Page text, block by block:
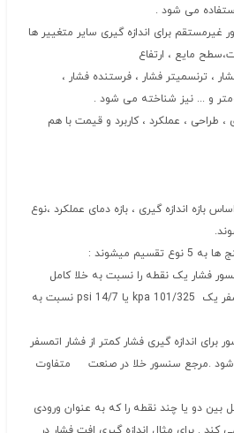
می شود .
غیرمستقم برای اندازه گیری سایر متغییر ها
مایع ، ارتفاع
، ترنسمیتر فشار ، فرستنده فشار ،
و ... نیز شناخته می شود .
، طراحی ، عملکرد ، کاربرد و قیمت با هم
بازه اندازه گیری ، بازه دمای عملکرد ،نوع
میشوند :
فشار یک نقطه را نسبت به خلا کامل
اندازه گیری می کند. فشار اتمسفر یک kpa 101/325 یا 14/7 psi نسبت به
اندازه گیری فشار کمتر از فشار اتمسفر
.مرجع سنسور خلا در صنعت متفاوت
بین دو یا چند نقطه را که به عنوان ورودی